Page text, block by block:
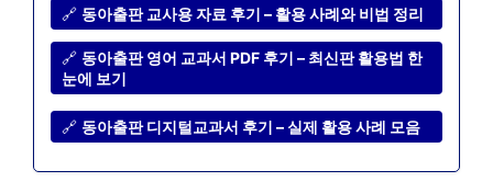
🔗 동아출판 교사용 자료 후기 – 활용 사례와 비법 정리
🔗 동아출판 영어 교과서 PDF 후기 – 최신판 활용법 한
눈에 보기
🔗 동아출판 디지털교과서 후기 – 실제 활용 사례 모음